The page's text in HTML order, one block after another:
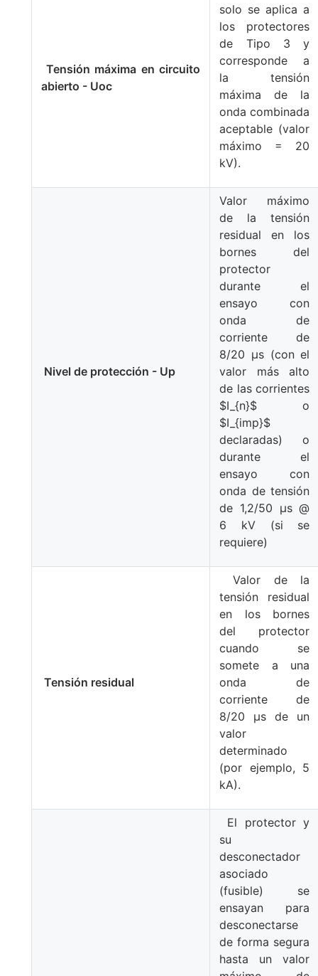
Tensión máxima en circuito
abierto - Uoc
solo se aplica a
los protectores
de Tipo 3 y
corresponde a
la tensión
máxima de la
onda combinada
aceptable (valor
máximo = 20
kV).
Nivel de protección - Up
Valor máximo
de la tensión
residual en los
bornes del
protector
durante el
ensayo con
onda de
corriente de
8/20 μs (con el
valor más alto
de las corrientes
$I_{n}$ o
$I_{imp}$
declaradas) o
durante el
ensayo con
onda de tensión
de 1,2/50 μs @
6 kV (si se
requiere)
Tensión residual
Valor de la
tensión residual
en los bornes
del protector
cuando se
somete a una
onda de
corriente de
8/20 μs de un
valor
determinado
(por ejemplo, 5
kA).
El protector y
su
desconectador
asociado
(fusible) se
ensayan para
desconectarse
de forma segura
hasta un valor